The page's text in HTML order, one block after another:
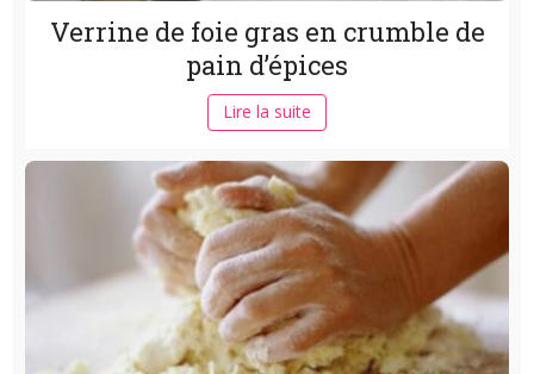
Verrine de foie gras en crumble de
pain d’épices
Lire la suite